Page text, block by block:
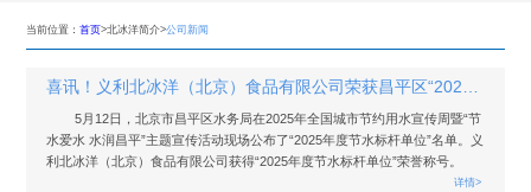
发展历程
领导班子
当前位置：首页>北冰洋简介>公司新闻
5月12日，北京市昌平区水务局在2025年全国城市节约用水宣传周暨“节
水爱水 水润昌平”主题宣传活动现场公布了“2025年度节水标杆单位”名单。义
利北冰洋（北京）食品有限公司获得“2025年度节水标杆单位”荣誉称号。
详情>